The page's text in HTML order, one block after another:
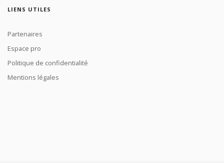
LIENS UTILES
Partenaires
Espace pro
Politique de confidentialité
Mentions légales